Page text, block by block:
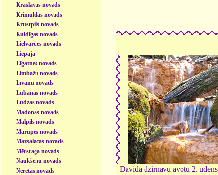
Krāslavas novads
Krimuldas novads
Krustpils novads
Kuldīgas novads
Lielvārdes novads
Liepāja
Līgatnes novads
Limbažu novads
Līvānu novads
Lubānas novads
Ludzas novads
Madonas novads
Mālpils novads
Mārupes novads
Mazsalacas novads
Mērsraga novads
Naukšēnu novads
Neretas novads
Dāvida dzirnavu avotu 2.